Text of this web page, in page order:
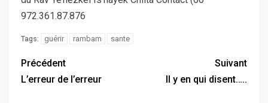
972.361.87.876
Tags: guérir rambam sante
Précédent
L’erreur de l’erreur
Suivant
Il y en qui disent…..